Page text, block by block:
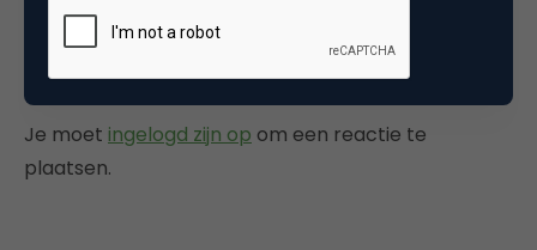
Plaats reactie
Je moet ingelogd zijn op om een reactie te
plaatsen.